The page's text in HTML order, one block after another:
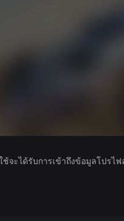
ช้จะได้รับการเข้าถึงข้อมูลโปร